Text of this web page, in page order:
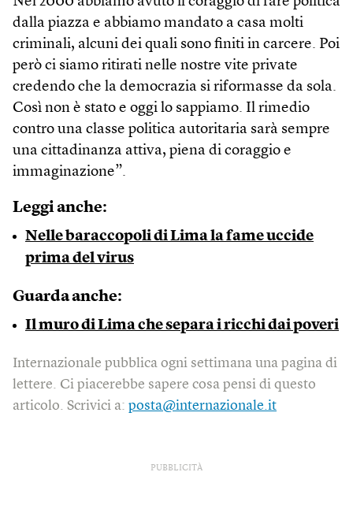
dalla piazza e abbiamo mandato a casa molti
criminali, alcuni dei quali sono finiti in carcere. Poi
però ci siamo ritirati nelle nostre vite private
credendo che la democrazia si riformasse da sola.
Così non è stato e oggi lo sappiamo. Il rimedio
contro una classe politica autoritaria sarà sempre
una cittadinanza attiva, piena di coraggio e
immaginazione”.
Leggi anche:
Nelle baraccopoli di Lima la fame uccide
prima del virus
Guarda anche:
Il muro di Lima che separa i ricchi dai poveri
Internazionale pubblica ogni settimana una pagina di
lettere. Ci piacerebbe sapere cosa pensi di questo
articolo. Scrivici a: posta@internazionale.it
PUBBLICITÀ